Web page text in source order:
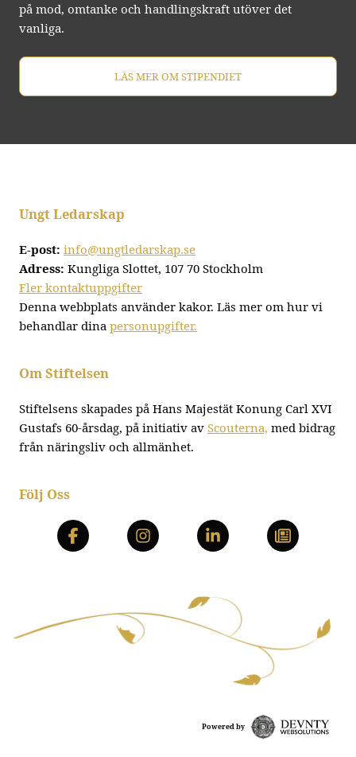
på mod, omtanke och handlingskraft utöver det
vanliga.
LÄS MER OM STIPENDIET
Ungt Ledarskap
E-post: info@ungtledarskap.se
Adress: Kungliga Slottet, 107 70 Stockholm
Fler kontaktuppgifter
Denna webbplats använder kakor. Läs mer om hur vi
behandlar dina personupgifter.
Om Stiftelsen
Stiftelsens skapades på Hans Majestät Konung Carl XVI
Gustafs 60-årsdag, på initiativ av Scouterna, med bidrag
från näringsliv och allmänhet.
Följ Oss
Powered by